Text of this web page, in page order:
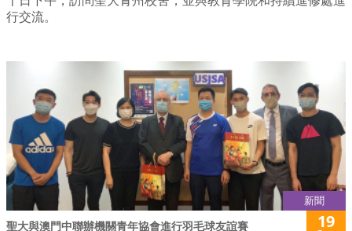
行交流。
新聞
聖大與澳門中聯辦機關青年協會進行羽毛球友誼賽 19